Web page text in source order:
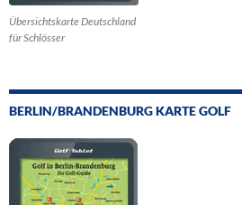
Übersichtskarte Deutschland
für Schlösser
BERLIN/BRANDENBURG KARTE GOLF